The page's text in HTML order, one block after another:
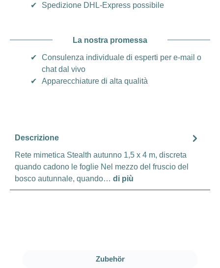
✔
Spedizione DHL-Express possibile
La nostra promessa
✔
Consulenza individuale di esperti per e-mail o
chat dal vivo
✔
Apparecchiature di alta qualità
Descrizione
Rete mimetica Stealth autunno 1,5 x 4 m, discreta
quando cadono le foglie Nel mezzo del fruscio del
bosco autunnale, quando… di più
Salta la galleria dei prodotti
Zubehör